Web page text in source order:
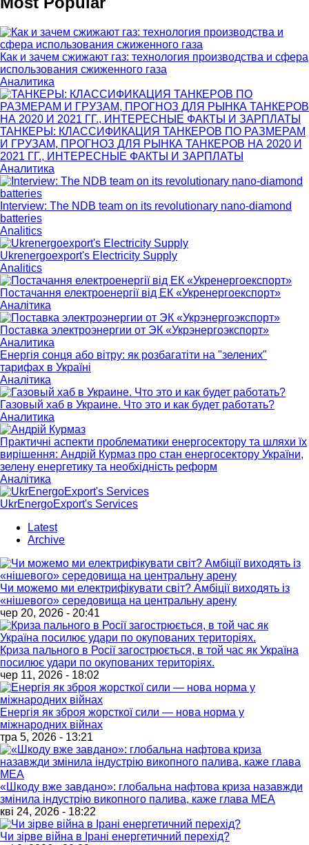
Как и зачем сжижают газ: технология производства и сфера
использования сжиженного газа
Аналитика
ТАНКЕРЫ: КЛАССИФИКАЦИЯ ТАНКЕРОВ ПО РАЗМЕРАМ
И ГРУЗАМ, ПРОГНОЗ ДЛЯ РЫНКА ТАНКЕРОВ НА 2020 И
2021 ГГ., ИНТЕРЕСНЫЕ ФАКТЫ И ЗАРПЛАТЫ
Аналитика
Interview: The NDB team on its revolutionary nano-diamond
batteries
Analitics
Ukrenergoexport's Electricity Supply
Analitics
Постачання електроенергії від ЕК «Укренергоекспорт»
Аналітика
Поставка электроэнергии от ЭК «Укрэнергоэкспорт»
Аналитика
Енергія сонця або вітру: як розбагатіти на "зелених"
тарифах в Україні
Аналітика
Газовый хаб в Украине. Что это и как будет работать?
Аналитика
Практичні аспекти проблематики енергосектору та шляхи їх
вирішення: Андрій Курмаз про стан енергосектору України,
зелену енергетику та необхідність реформ
Аналітика
UkrEnergoExport's Services
Latest
Archive
Чи можемо ми електрифікувати світ? Амбіції виходять із
«нішевого» середовища на центральну арену
чер 20, 2026 - 20:41
Криза пального в Росії загострюється, в той час як Україна
посилює удари по окупованих територіях.
чер 11, 2026 - 18:02
Енергія як зброя жорсткої сили — нова норма у
міжнародних війнах
тра 5, 2026 - 13:21
«Шкоду вже завдано»: глобальна нафтова криза назавжди
змінила індустрію викопного палива, каже глава МЕА
кві 24, 2026 - 18:22
Чи зірве війна в Ірані енергетичний перехід?